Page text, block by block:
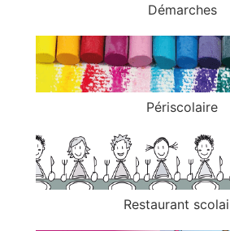
Démarches
Périscolaire
Restaurant